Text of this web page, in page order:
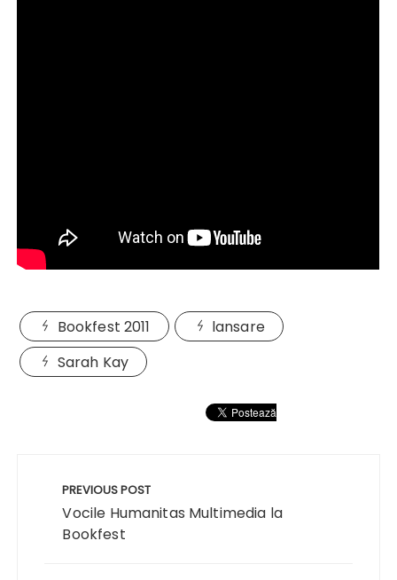
Bookfest 2011
lansare
Sarah Kay
articole
PREVIOUS POST
Vocile Humanitas Multimedia la
Bookfest